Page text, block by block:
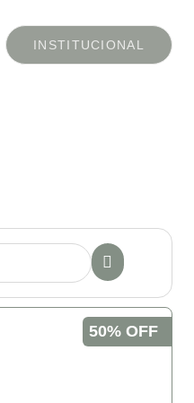
INSTITUCIONAL
50% OFF